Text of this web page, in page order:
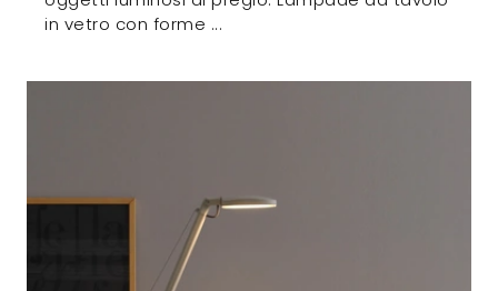
in vetro con forme ...